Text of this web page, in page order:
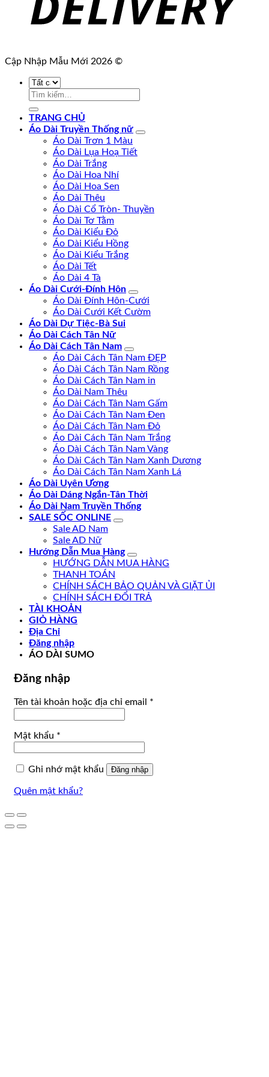
Cập Nhập Mẫu Mới 2026 ©
Tìm
TRANG CHỦ
Áo Dài Truyền Thống nữ
Áo Dài Trơn 1 Màu
Áo Dài Lụa Hoạ Tiết
Áo Dài Trắng
Áo Dài Hoa Nhí
Áo Dài Hoa Sen
Áo Dài Thêu
Áo Dài Cổ Tròn- Thuyền
Áo Dài Tơ Tằm
Áo Dài Kiểu Đỏ
Áo Dài Kiểu Hồng
Áo Dài Kiểu Trắng
Áo Dài Tết
Áo Dài 4 Tà
Áo Dài Cưới-Đính Hôn
Áo Dài Đính Hôn-Cưới
Áo Dài Cưới Kết Cườm
Áo Dài Dự Tiệc-Bà Sui
Áo Dài Cách Tân Nữ
Áo Dài Cách Tân Nam
Áo Dài Cách Tân Nam ĐẸP
Áo Dài Cách Tân Nam Rồng
Áo Dài Cách Tân Nam in
Áo Dài Nam Thêu
Áo Dài Cách Tân Nam Gấm
Áo Dài Cách Tân Nam Đen
Áo Dài Cách Tân Nam Đỏ
Áo Dài Cách Tân Nam Trắng
Áo Dài Cách Tân Nam Vàng
Áo Dài Cách Tân Nam Xanh Dương
Áo Dài Cách Tân Nam Xanh Lá
Áo Dài Uyên Ương
Áo Dài Dáng Ngắn-Tân Thời
Áo Dài Nam Truyền Thống
SALE SỐC ONLINE
Sale AD Nam
Sale AD Nữ
Hướng Dẫn Mua Hàng
HƯỚNG DẪN MUA HÀNG
THANH TOÁN
CHÍNH SÁCH BẢO QUẢN VÀ GIẶT ỦI
CHÍNH SÁCH ĐỔI TRẢ
TÀI KHOẢN
GIỎ HÀNG
Địa Chỉ
Đăng nhập
ÁO DÀI SUMO
Đăng nhập
Tên tài khoản hoặc địa chỉ email *
Mật khẩu *
Ghi nhớ mật khẩu Đăng nhập
Quên mật khẩu?